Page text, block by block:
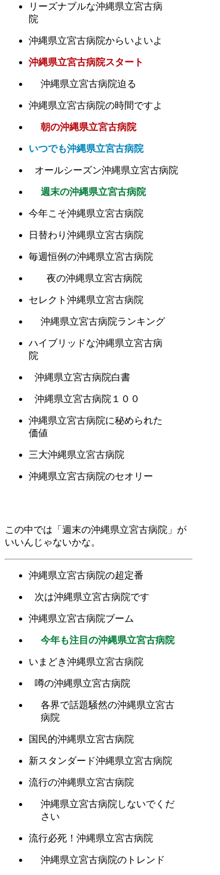
リーズナブルな沖縄県立宮古病
院
沖縄県立宮古病院からいよいよ
沖縄県立宮古病院スタート
沖縄県立宮古病院迫る
沖縄県立宮古病院の時間ですよ
朝の沖縄県立宮古病院
いつでも沖縄県立宮古病院
オールシーズン沖縄県立宮古病院
週末の沖縄県立宮古病院
今年こそ沖縄県立宮古病院
日替わり沖縄県立宮古病院
毎週恒例の沖縄県立宮古病院
夜の沖縄県立宮古病院
セレクト沖縄県立宮古病院
沖縄県立宮古病院ランキング
ハイブリッドな沖縄県立宮古病
院
沖縄県立宮古病院白書
沖縄県立宮古病院１００
沖縄県立宮古病院に秘められた
価値
三大沖縄県立宮古病院
沖縄県立宮古病院のセオリー
この中では「週末の沖縄県立宮古病院」が
いいんじゃないかな。
沖縄県立宮古病院の超定番
次は沖縄県立宮古病院です
沖縄県立宮古病院ブーム
今年も注目の沖縄県立宮古病院
いまどき沖縄県立宮古病院
噂の沖縄県立宮古病院
各界で話題騒然の沖縄県立宮古
病院
国民的沖縄県立宮古病院
新スタンダード沖縄県立宮古病院
流行の沖縄県立宮古病院
沖縄県立宮古病院しないでくだ
さい
流行必死！沖縄県立宮古病院
沖縄県立宮古病院のトレンド